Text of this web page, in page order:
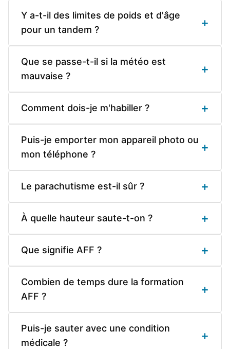
Y a-t-il des limites de poids et d'âge
pour un tandem ?
+
Que se passe-t-il si la météo est
mauvaise ?
+
Comment dois-je m'habiller ? +
Puis-je emporter mon appareil photo ou
mon téléphone ?
+
Le parachutisme est-il sûr ? +
À quelle hauteur saute-t-on ? +
Que signifie AFF ? +
Combien de temps dure la formation
AFF ?
+
Puis-je sauter avec une condition
médicale ?
+